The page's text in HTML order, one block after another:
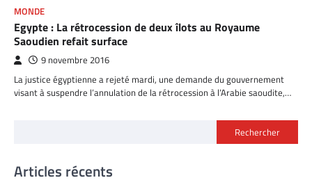
MONDE
Egypte : La rétrocession de deux îlots au Royaume
Saoudien refait surface
9 novembre 2016
La justice égyptienne a rejeté mardi, une demande du gouvernement
visant à suspendre l’annulation de la rétrocession à l’Arabie saoudite,…
Rechercher
Articles récents